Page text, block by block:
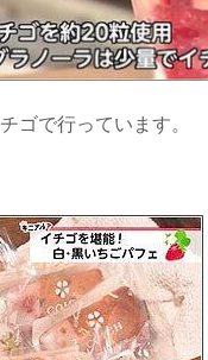
ゴで行っています。